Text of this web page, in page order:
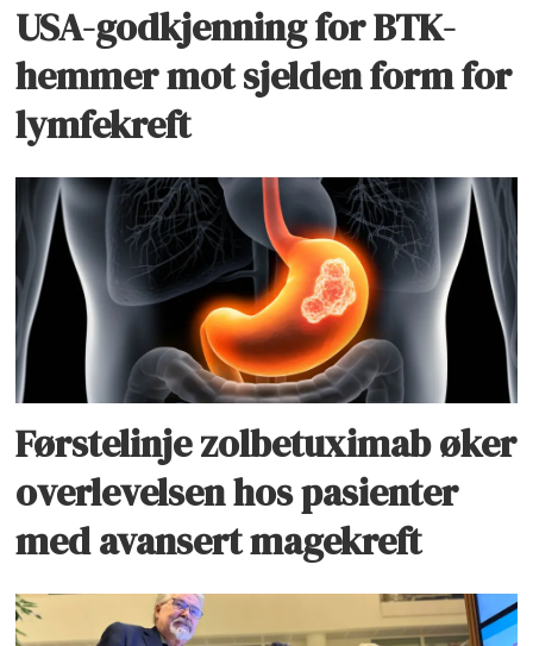
USA-godkjenning for BTK-
hemmer mot sjelden form for
lymfekreft
Førstelinje zolbetuximab øker
overlevelsen hos pasienter
med avansert magekreft